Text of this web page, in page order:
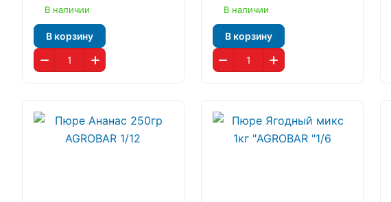
В наличии
В корзину
В наличии
В корзину